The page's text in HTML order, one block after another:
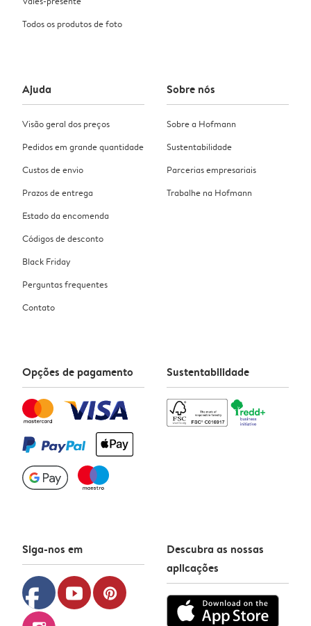
Todos os produtos de foto
Ajuda
Visão geral dos preços
Pedidos em grande quantidade
Custos de envio
Prazos de entrega
Estado da encomenda
Códigos de desconto
Black Friday
Perguntas frequentes
Contato
Sobre nós
Sobre a Hofmann
Sustentabilidade
Parcerias empresariais
Trabalhe na Hofmann
Opções de pagamento Sustentabilidade
Siga-nos em
facebook youtube pinterest
Descubra as nossas
aplicações